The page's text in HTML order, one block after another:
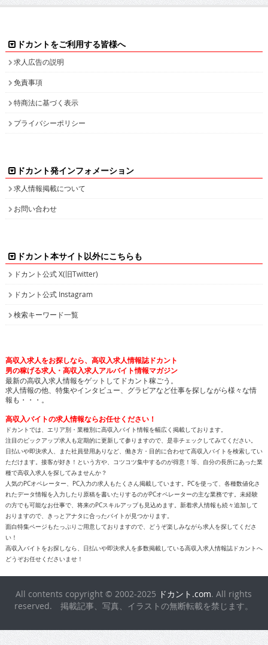
ドカントをご利用する皆様へ
求人広告の説明
免責事項
特商法に基づく表示
プライバシーポリシー
ドカント発インフォメーション
求人情報掲載について
お問い合わせ
ドカント本サイト以外にこちらも
ドカント公式 X(旧Twitter)
ドカント公式 Instagram
検索キーワード一覧
高収入求人をお探しなら、高収入求人情報誌ドカント
男の稼げる求人・高収入求人アルバイト情報マガジン
最新の高収入求人情報をゲットしてドカント稼ごう。
求人情報の他、特集やインタビュー、グラビアなど仕事を探しながら様々な情
報も・・・。
高収入バイトの求人情報ならお任せください！
ドカントでは、エリア別・業種別に高収入バイト情報を幅広く掲載しております。
注目のピックアップ求人も定期的に更新して参りますので、是非チェックしてみてください。
日払いや即決求人、また社員登用ありなど、働き方・目的に合わせて高収入バイトを検索してい
ただけます。接客が好き！という方や、コツコツ集中するのが得意！等、自分の長所にあった業
種で高収入求人を探してみませんか？
人気のPCオペレーター、PC入力の求人もたくさん掲載しています。PCを使って、各種数値化さ
れたデータ情報を入力したり原稿を書いたりするのがPCオペレーターの主な業務です。未経験
の方でも可能なお仕事で、将来のPCスキルアップも見込めます。新着求人情報も続々追加して
おりますので、きっとアナタに合ったバイトが見つかります。
面白特集ページもたっぷりご用意しておりますので、どうぞ楽しみながら求人を探してくださ
い！
高収入バイトをお探しなら、日払いや即決求人を多数掲載している高収入求人情報誌ドカントへ
どうぞお任せくださいませ！
All contents copyright © 2002-2025 ドカント.com. All rights
reserved. 掲載記事、写真、イラストの無断転載を禁じます。